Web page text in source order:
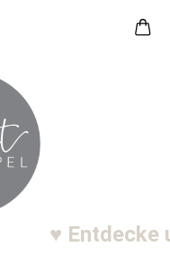
♥ Entdecke